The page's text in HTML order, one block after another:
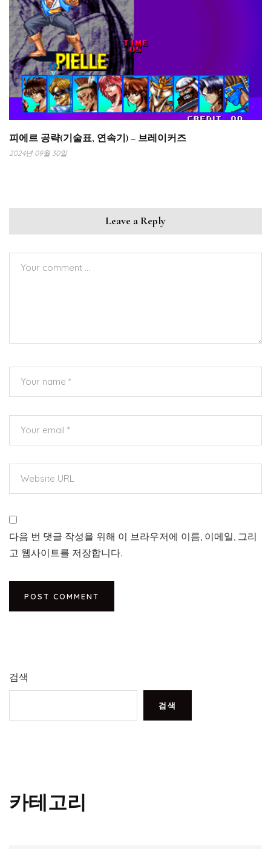
피에르 공략(기술표, 연속기) – 브레이커즈
2024년 09월 30일
Leave a Reply
다음 번 댓글 작성을 위해 이 브라우저에 이름, 이메일, 그리
고 웹사이트를 저장합니다.
검색
검색
카테고리